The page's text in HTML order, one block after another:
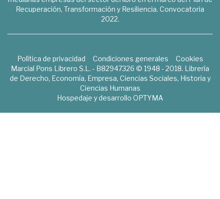
Recuperación, Transformación y Resiliencia. Convocatoria
2022.
Política de privacidad Condiciones generales
Cookies
Marcial Pons Librero S.L. - B82947326 © 1948 - 2018. Librería
de Derecho, Economía, Empresa, Ciencias Sociales, Historia y
Ciencias Humanas
Hospedaje y desarrollo OPTYMA